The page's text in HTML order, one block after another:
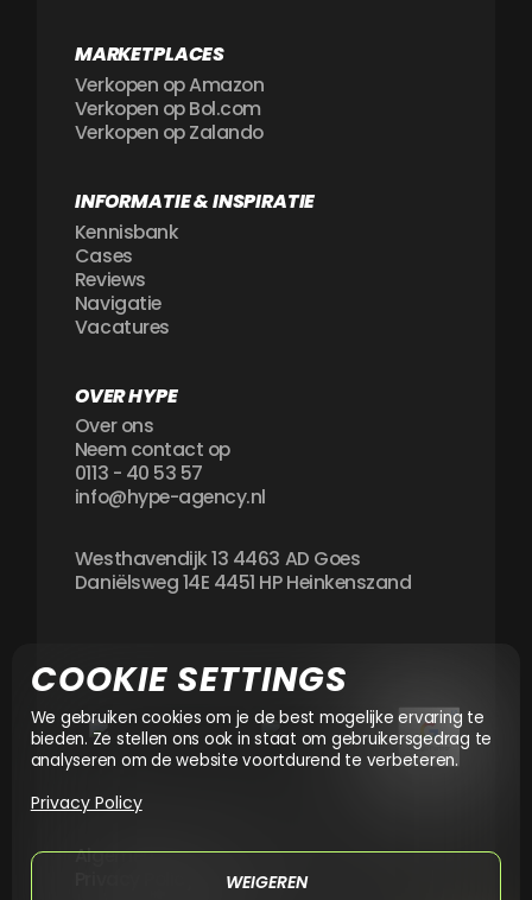
MARKETPLACES
Verkopen op Amazon
Verkopen op Bol.com
Verkopen op Zalando
INFORMATIE & INSPIRATIE
Kennisbank
Cases
Reviews
Navigatie
Vacatures
OVER HYPE
Over ons
Neem contact op
0113 - 40 53 57
info@hype-agency.nl
Westhavendijk 13 4463 AD Goes
Daniëlsweg 14E 4451 HP Heinkenszand
Algemene voorwaarden
COOKIE SETTINGS
We gebruiken cookies om je de best mogelijke ervaring te
bieden. Ze stellen ons ook in staat om gebruikersgedrag te
analyseren om de website voortdurend te verbeteren.
Privacy Policy
WEIGEREN